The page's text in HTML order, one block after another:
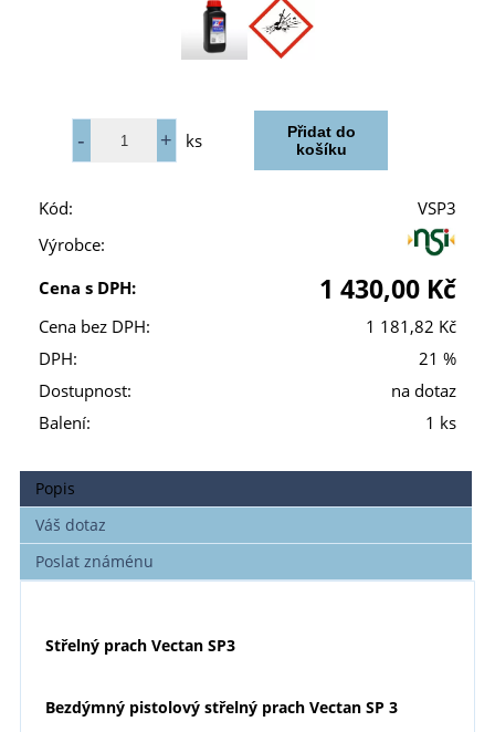
ks
Kód:
VSP3
Výrobce:
Cena s DPH:
1 430,00 Kč
Cena bez DPH:
1 181,82 Kč
DPH:
21 %
Dostupnost:
na dotaz
Balení:
1 ks
Popis
Váš dotaz
Poslat známénu
Střelný prach Vectan SP3
Bezdýmný pistolový střelný prach Vectan SP 3